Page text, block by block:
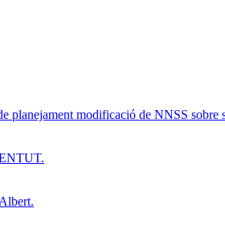
planejament modificació de NNSS sobre